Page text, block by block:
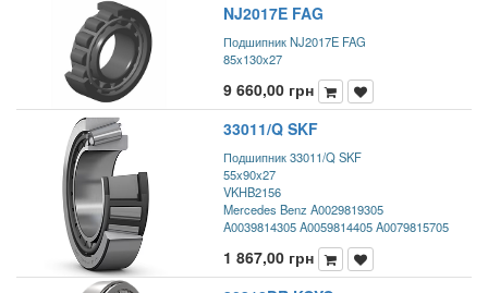
NJ2017E FAG
Подшипник NJ2017E FAG
85x130x27
9 660,00 грн
33011/Q SKF
Подшипник 33011/Q SKF
55x90x27
VKHB2156
Mercedes Benz A0029819305
A0039814305 A0059814405 A0079815705
1 867,00 грн